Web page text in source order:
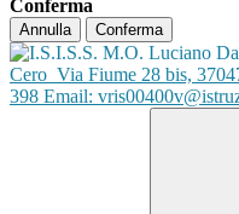
Conferma
Annulla Conferma
Cero Via Fiume 28 bis,
398 Email: